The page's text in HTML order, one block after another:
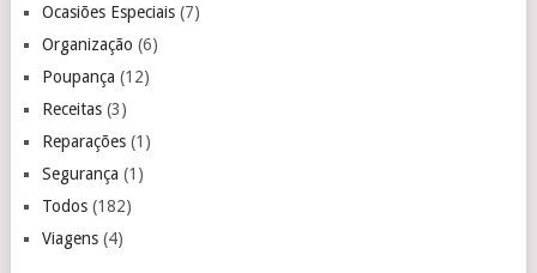
Ocasiões Especiais(7)
Organização (6)
Poupança (12)
Receitas(3)
Reparações(1)
Segurança (1)
Todos(182)
Viagens(4)